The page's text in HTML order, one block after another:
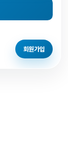
회원가입